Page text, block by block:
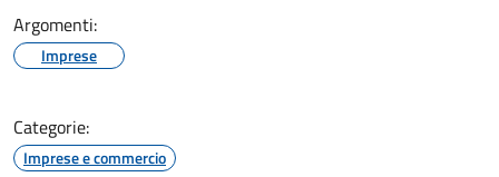
Argomenti:
Imprese
Categorie:
Imprese e commercio